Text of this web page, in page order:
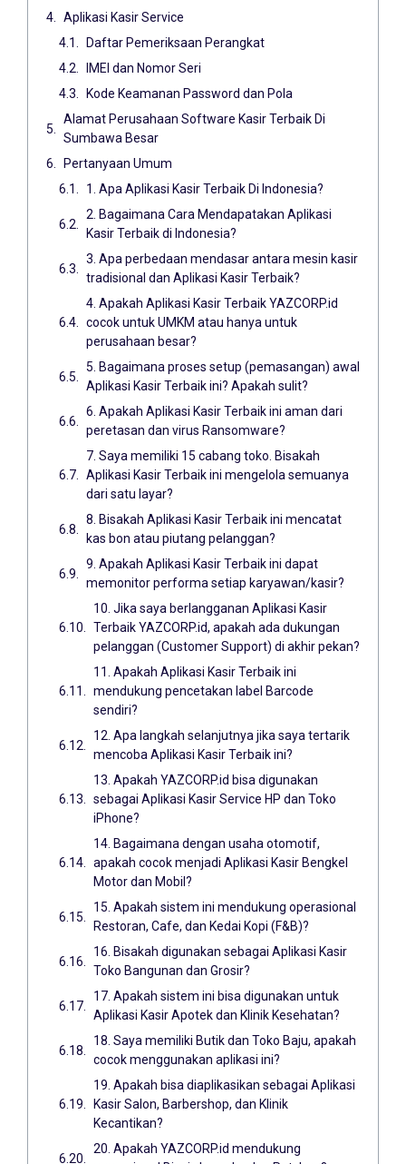
Aplikasi Kasir Service
Daftar Pemeriksaan Perangkat
IMEI dan Nomor Seri
Kode Keamanan Password dan Pola
Alamat Perusahaan Software Kasir Terbaik Di
Sumbawa Besar
Pertanyaan Umum
1. Apa Aplikasi Kasir Terbaik Di Indonesia?
2. Bagaimana Cara Mendapatakan Aplikasi
Kasir Terbaik di Indonesia?
3. Apa perbedaan mendasar antara mesin kasir
tradisional dan Aplikasi Kasir Terbaik?
4. Apakah Aplikasi Kasir Terbaik YAZCORP.id
cocok untuk UMKM atau hanya untuk
perusahaan besar?
5. Bagaimana proses setup (pemasangan) awal
Aplikasi Kasir Terbaik ini? Apakah sulit?
6. Apakah Aplikasi Kasir Terbaik ini aman dari
peretasan dan virus Ransomware?
7. Saya memiliki 15 cabang toko. Bisakah
Aplikasi Kasir Terbaik ini mengelola semuanya
dari satu layar?
8. Bisakah Aplikasi Kasir Terbaik ini mencatat
kas bon atau piutang pelanggan?
9. Apakah Aplikasi Kasir Terbaik ini dapat
memonitor performa setiap karyawan/kasir?
10. Jika saya berlangganan Aplikasi Kasir
Terbaik YAZCORP.id, apakah ada dukungan
pelanggan (Customer Support) di akhir pekan?
11. Apakah Aplikasi Kasir Terbaik ini
mendukung pencetakan label Barcode
sendiri?
12. Apa langkah selanjutnya jika saya tertarik
mencoba Aplikasi Kasir Terbaik ini?
13. Apakah YAZCORP.id bisa digunakan
sebagai Aplikasi Kasir Service HP dan Toko
iPhone?
14. Bagaimana dengan usaha otomotif,
apakah cocok menjadi Aplikasi Kasir Bengkel
Motor dan Mobil?
15. Apakah sistem ini mendukung operasional
Restoran, Cafe, dan Kedai Kopi (F&B)?
16. Bisakah digunakan sebagai Aplikasi Kasir
Toko Bangunan dan Grosir?
17. Apakah sistem ini bisa digunakan untuk
Aplikasi Kasir Apotek dan Klinik Kesehatan?
18. Saya memiliki Butik dan Toko Baju, apakah
cocok menggunakan aplikasi ini?
19. Apakah bisa diaplikasikan sebagai Aplikasi
Kasir Salon, Barbershop, dan Klinik
Kecantikan?
20. Apakah YAZCORP.id mendukung